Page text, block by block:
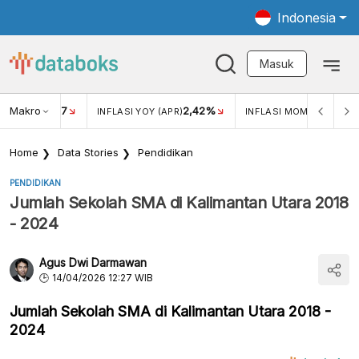
Indonesia
Masuk
Makro
USD/IDR 17 INFLASI YOY (APR)2,42% INFLASI MOM (MAR)
Home Data Stories Pendidikan
PENDIDIKAN
Jumlah Sekolah SMA di Kalimantan Utara 2018
- 2024
Agus Dwi Darmawan
14/04/2026 12:27 WIB
Jumlah Sekolah SMA di Kalimantan Utara 2018 -
2024